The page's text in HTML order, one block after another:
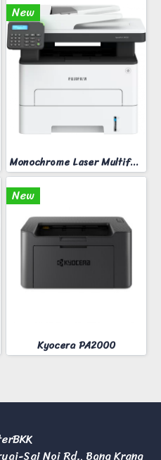
New
Monochrome Laser Multifunction printer ApeosPort 3410SD
New
Kyocera PA2000